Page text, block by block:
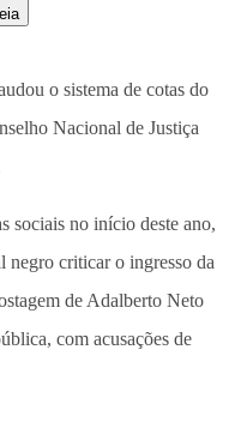
o sistema de cotas do
Nacional de Justiça
sociais no início deste ano,
negro criticar o ingresso da
de Adalberto Neto
com acusações de